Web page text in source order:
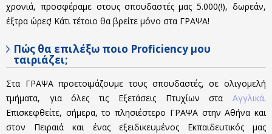
χρονιά, προσφέραμε στους σπουδαστές μας 5.000(!), δωρεάν,
έξτρα ώρες! Κάτι τέτοιο θα βρείτε μόνο στα ΓΡΑΨΑ!
Πώς θα επιλέξω ποιο Proficiency μου
ταιριάζει;
Στα ΓΡΑΨΑ προετοιμάζουμε τους σπουδαστές, σε ολιγομελή
τμήματα, για όλες τις Εξετάσεις Πτυχίων στα Αγγλικά.
Επισκεφθείτε, σήμερα, το πλησιέστερο ΓΡΑΨΑ στην Αθήνα και
στον Πειραιά και ένας εξειδικευμένος Εκπαιδευτικός μας